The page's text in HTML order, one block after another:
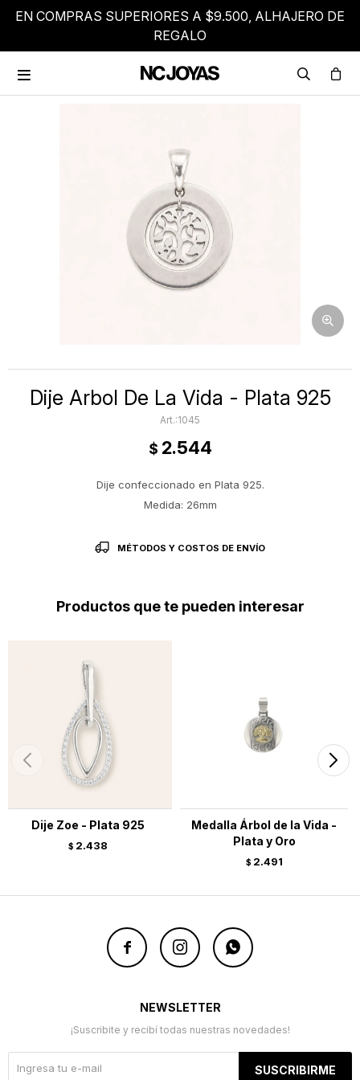
EN COMPRAS SUPERIORES A $9.500, ALHAJERO DE
REGALO

Dije Arbol De La Vida - Plata 925
1045
$ 2.544
Dije confeccionado en Plata 925.
Medida: 26mm
MÉTODOS Y COSTOS DE ENVÍO
Productos que te pueden interesar
Dije Zoe - Plata 925
$ 2.438
Medalla Árbol de la Vida -
Plata y Oro
$ 2.491
  
NEWSLETTER
¡Suscribite y recibí todas nuestras novedades!
SUSCRIBIRME